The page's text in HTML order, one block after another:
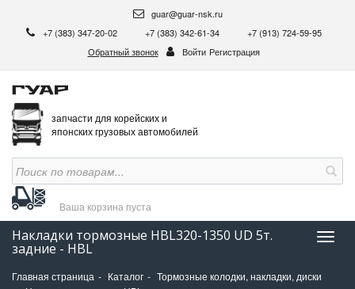
guar@guar-nsk.ru
+7 (383) 347-20-02
+7 (383) 342-61-34
+7 (913) 724-59-95
Обратный звонок
Войти Регистрация
запчасти для корейских и
японских грузовых автомобилей
Ваша корзина пуста
Накладки тормозные HBL320-1350 UD 5т.
задние - HBL
Главная страница Каталог
Тормозные колодки, накладки, диски